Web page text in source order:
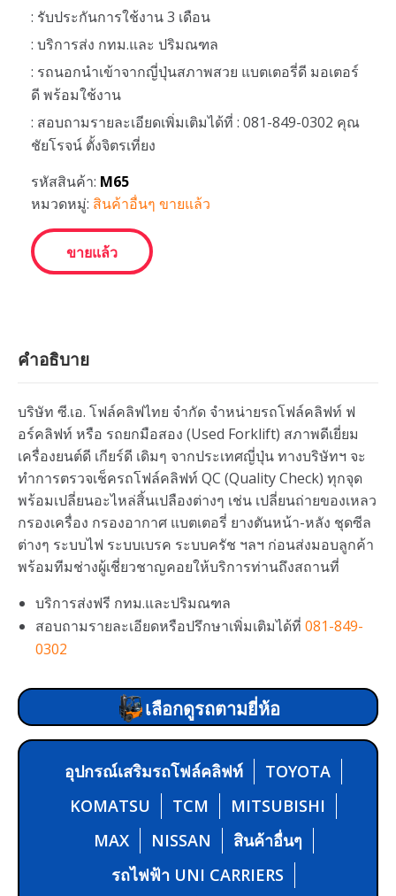
: รับประกันการใช้งาน 3 เดือน
: บริการส่ง กทม.และ ปริมณฑล
: รถนอกนำเข้าจากญี่ปุ่นสภาพสวย แบตเตอรี่ดี มอเตอร์
ดี พร้อมใช้งาน
: สอบถามรายละเอียดเพิ่มเติมได้ที่ : 081-849-0302 คุณ
ชัยโรจน์ ตั้งจิตรเที่ยง
รหัสสินค้า: M65
หมวดหมู่: สินค้าอื่นๆ ขายแล้ว
ขายแล้ว
คำอธิบาย
บริษัท ซี.เอ. โฟล์คลิฟไทย จำกัด จำหน่ายรถโฟล์คลิฟท์ ฟ
อร์คลิฟท์ หรือ รถยกมือสอง (Used Forklift) สภาพดีเยี่ยม
เครื่องยนต์ดี เกียร์ดี เดิมๆ จากประเทศญี่ปุ่น ทางบริษัทฯ จะ
ทำการตรวจเช็ครถโฟล์คลิฟท์ QC (Quality Check) ทุกจุด
พร้อมเปลี่ยนอะไหล่สิ้นเปลืองต่างๆ เช่น เปลี่ยนถ่ายของเหลว
กรองเครื่อง กรองอากาศ แบตเตอรี่ ยางตันหน้า-หลัง ชุดซีล
ต่างๆ ระบบไฟ ระบบเบรค ระบบครัช ฯลฯ ก่อนส่งมอบลูกค้า
พร้อมทีมช่างผู้เชี่ยวชาญคอยให้บริการท่านถึงสถานที่
บริการส่งฟรี กทม.และปริมณฑล
สอบถามรายละเอียดหรือปรึกษาเพิ่มเติมได้ที่ 081-849-
0302
เลือกดูรถตามยี่ห้อ
อุปกรณ์เสริมรถโฟล์คลิฟท์
TOYOTA
KOMATSU
TCM
MITSUBISHI
MAX
NISSAN
สินค้าอื่นๆ
รถไฟฟ้า UNI CARRIERS